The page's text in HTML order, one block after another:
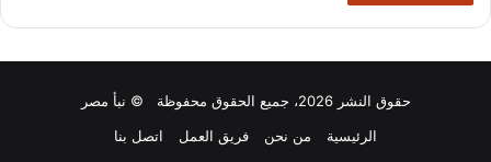
حقوق النشر 2026، جميع الحقوق محفوظة © نبأ مصر
الرئيسية
من نحن فريق العمل اتصل بنا